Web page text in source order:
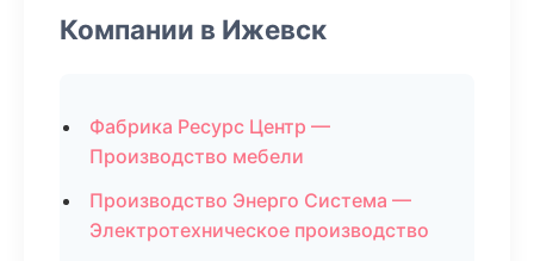
Компании в Ижевск
Фабрика Ресурс Центр —
Производство мебели
Производство Энерго Система —
Электротехническое производство